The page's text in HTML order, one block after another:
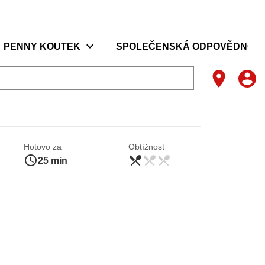
PENNY KOUTEK expand_more SPOLEČENSKÁ
Hotovo za
access_time25 min
Obtížnost
jednoduché
restaurant_menu restaurant_menu restaurant_menu